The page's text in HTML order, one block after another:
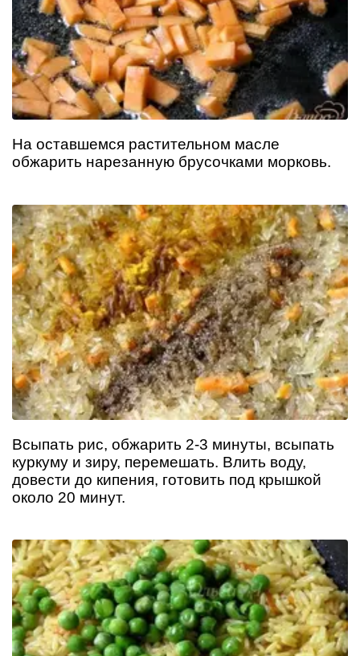
На оставшемся растительном масле
обжарить нарезанную брусочками морковь.
Всыпать рис, обжарить 2-3 минуты, всыпать
куркуму и зиру, перемешать. Влить воду,
довести до кипения, готовить под крышкой
около 20 минут.